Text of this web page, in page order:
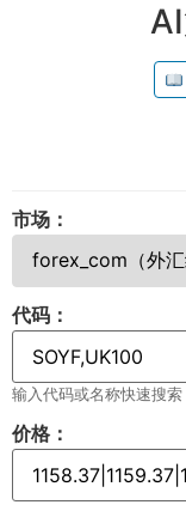
市场：
代码：
输入代码或名称快速搜
价格：